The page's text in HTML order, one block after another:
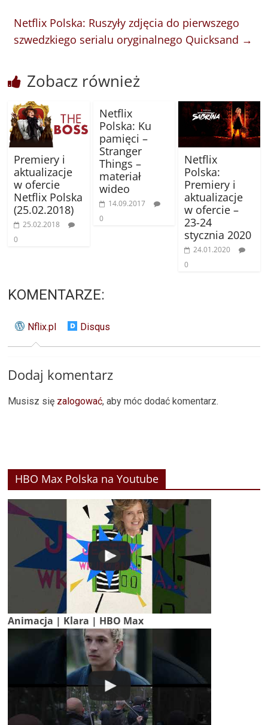
Netflix Polska: Ruszyły zdjęcia do pierwszego
szwedzkiego serialu oryginalnego Quicksand →
Zobacz również
Premiery i
aktualizacje
w ofercie
Netflix Polska
(25.02.2018)
25.02.2018
0
Netflix
Polska: Ku
pamięci –
Stranger
Things –
materiał
wideo
14.09.2017
0
Netflix
Polska:
Premiery i
aktualizacje
w ofercie –
23-24
stycznia 2020
24.01.2020
0
KOMENTARZE:
Nflix.pl Disqus
Dodaj komentarz
Musisz się zalogować, aby móc dodać komentarz.
HBO Max Polska na Youtube
Animacja | Klara | HBO Max